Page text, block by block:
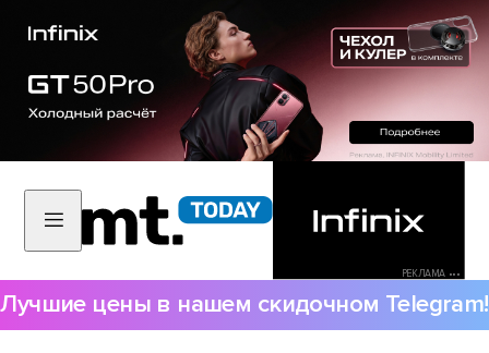
РЕКЛАМА •••
Лучшие цены в нашем скидочном Telegram!